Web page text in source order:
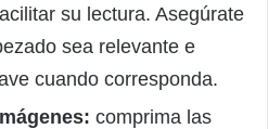
su lectura. Asegúrate
sea relevante e
cuando corresponda.
comprima las